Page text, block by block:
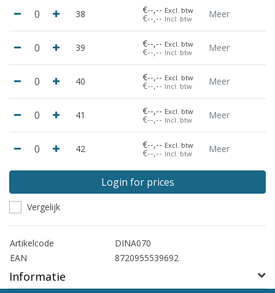
38 €--,-- Excl. btw
€--,-- Incl. btw Meer
39 €--,-- Excl. btw
€--,-- Incl. btw Meer
40 €--,-- Excl. btw
€--,-- Incl. btw Meer
41 €--,-- Excl. btw
€--,-- Incl. btw Meer
42 €--,-- Excl. btw
€--,-- Incl. btw Meer
Login for prices
Vergelijk
Artikelcode
DINA070
EAN
8720955539692
Informatie